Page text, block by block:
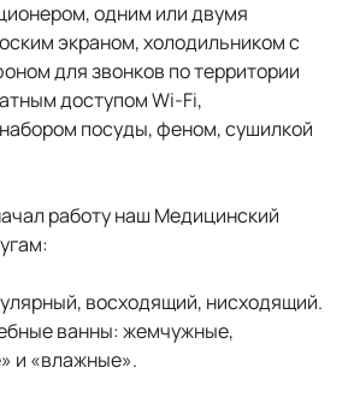
одним или двумя
экраном, холодильником с
для звонков по территории
доступом Wi-Fi,
посуды, феном, сушилкой
работу наш Медицинский
восходящий, нисходящий.
ванны: жемчужные,
и «влажные».